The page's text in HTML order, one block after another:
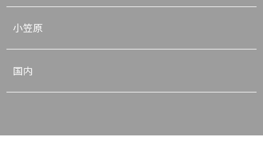
小笠原
国内